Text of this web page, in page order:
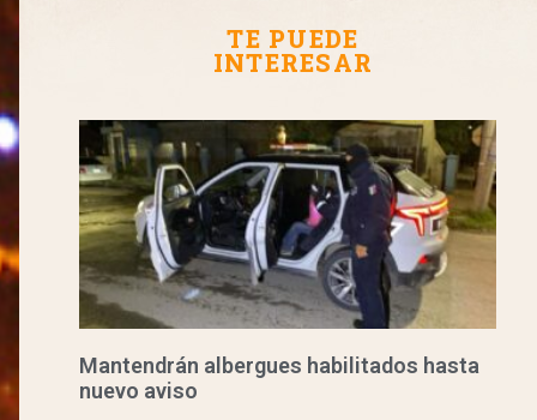
TE PUEDE
INTERESAR
Mantendrán albergues habilitados hasta
nuevo aviso